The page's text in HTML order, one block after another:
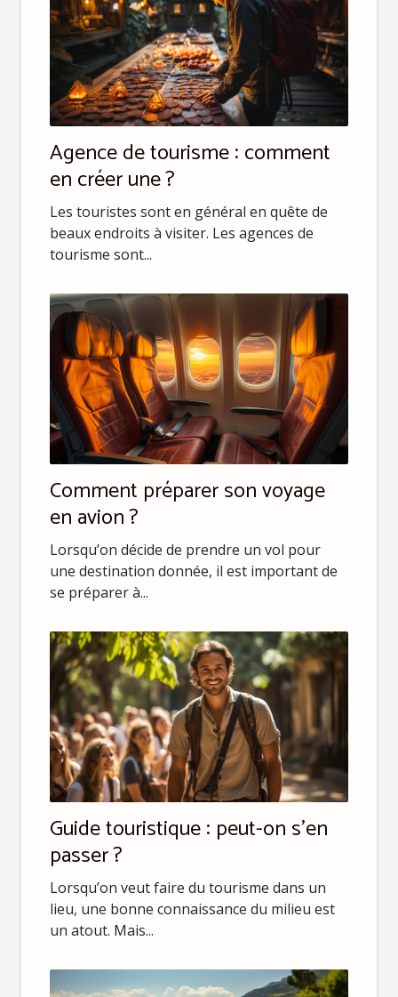
Agence de tourisme : comment
en créer une ?
Les touristes sont en général en quête de
beaux endroits à visiter. Les agences de
tourisme sont...
Comment préparer son voyage
en avion ?
Lorsqu’on décide de prendre un vol pour
une destination donnée, il est important de
se préparer à...
Guide touristique : peut-on s’en
passer ?
Lorsqu’on veut faire du tourisme dans un
lieu, une bonne connaissance du milieu est
un atout. Mais...